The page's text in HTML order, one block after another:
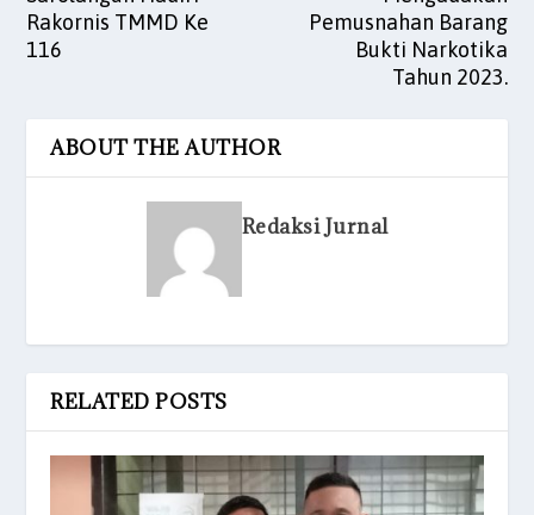
Rakornis TMMD Ke
116
Pemusnahan Barang
Bukti Narkotika
Tahun 2023.
ABOUT THE AUTHOR
Redaksi Jurnal
RELATED POSTS